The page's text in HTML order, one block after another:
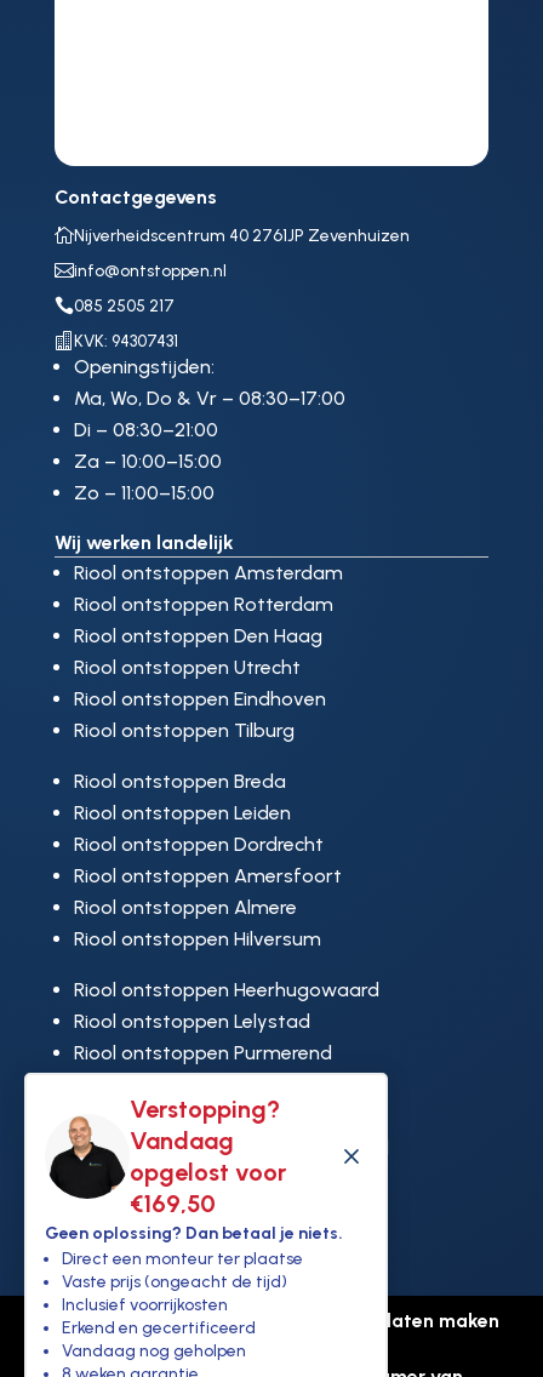
Verstopping?
Vandaag
opgelost voor
€169,50
M
Geen oplossing? Dan betaal je niets.
Direct een monteur ter plaatse
Vaste prijs (ongeacht de tijd)
Inclusief voorrijkosten
Erkend en gecertificeerd
Vandaag nog geholpen
Contactgegevens
Nijverheidscentrum 40 2761JP Zevenhuizen
info@ontstoppen.nl
085 2505 217
 KVK: 94307431
Openingstijden:
Ma, Wo, Do & Vr – 08:30–17:00
Di – 08:30–21:00
Za – 10:00–15:00
Zo – 11:00–15:00
Wij werken landelijk
Riool ontstoppen Amsterdam
Riool ontstoppen Rotterdam
Riool ontstoppen Den Haag
Riool ontstoppen Utrecht
Riool ontstoppen Eindhoven
Riool ontstoppen Tilburg
Riool ontstoppen Breda
Riool ontstoppen Leiden
Riool ontstoppen Dordrecht
Riool ontstoppen Amersfoort
Riool ontstoppen Almere
Riool ontstoppen Hilversum
Riool ontstoppen Heerhugowaard
Riool ontstoppen Lelystad
Riool ontstoppen Purmerend
Riool ontstoppen Rijswijk
Riool ontstoppen Hoek van Holland
© Copyright Ontstoppen.nl |
Website laten maken
door Flexamedia